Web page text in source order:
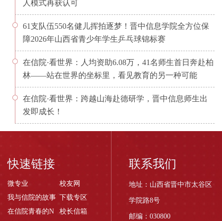
人模式再获认可
61支队伍550名健儿挥拍逐梦！晋中信息学院全方位保
障2026年山西省青少年学生乒乓球锦标赛
在信院·看世界：人均资助6.08万，41名师生首日奔赴柏
林——站在世界的坐标里，看见教育的另一种可能
在信院·看世界：跨越山海赴德研学，晋中信息师生出
发即成长！
快速链接
微专业
校友网
我与信院的故事 下载专区
在信院青春的N
校长信箱
联系我们
地址：山西省晋中市太谷区
学院路8号
邮编：030800